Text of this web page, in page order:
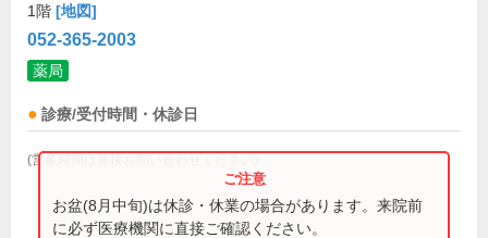
1階 [地図]
052-365-2003
薬局
診療/受付時間・休診日
(営業時間は直接お問い合わせください)
お盆(8月中旬)は休診・休業の場合があります。来院前
に必ず医療機関に直接ご確認ください。